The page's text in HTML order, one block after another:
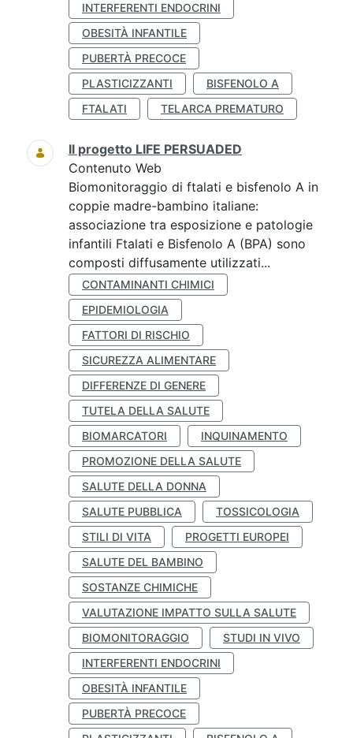
INTERFERENTI ENDOCRINI
OBESITÀ INFANTILE
PUBERTÀ PRECOCE
PLASTICIZZANTI
BISFENOLO A
FTALATI
TELARCA PREMATURO
Il progetto LIFE PERSUADED
Contenuto Web
Biomonitoraggio di ftalati e bisfenolo A in
coppie madre-bambino italiane:
associazione tra esposizione e patologie
infantili Ftalati e Bisfenolo A (BPA) sono
composti diffusamente utilizzati...
CONTAMINANTI CHIMICI
EPIDEMIOLOGIA
FATTORI DI RISCHIO
SICUREZZA ALIMENTARE
DIFFERENZE DI GENERE
TUTELA DELLA SALUTE
BIOMARCATORI
INQUINAMENTO
PROMOZIONE DELLA SALUTE
SALUTE DELLA DONNA
SALUTE PUBBLICA
TOSSICOLOGIA
STILI DI VITA
PROGETTI EUROPEI
SALUTE DEL BAMBINO
SOSTANZE CHIMICHE
VALUTAZIONE IMPATTO SULLA SALUTE
BIOMONITORAGGIO
STUDI IN VIVO
INTERFERENTI ENDOCRINI
OBESITÀ INFANTILE
PUBERTÀ PRECOCE